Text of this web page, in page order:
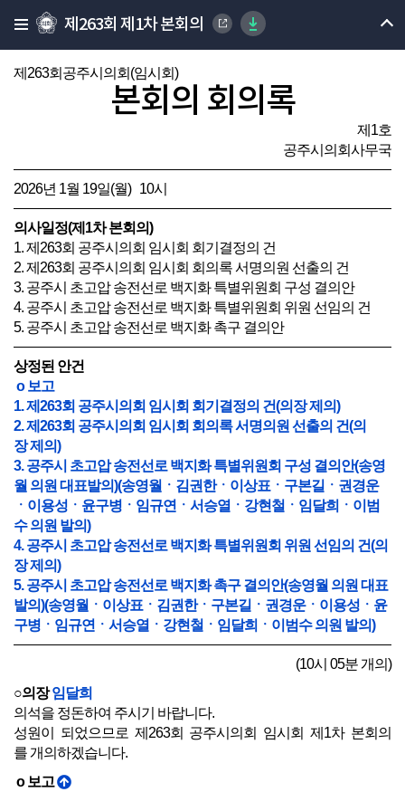
제263회 제1차 본회의
제263회공주시의회(임시회)
본회의 회의록
제1호
공주시의회사무국
2026년 1월 19일(월) 10시
의사일정(제1차 본회의)
1. 제263회 공주시의회 임시회 회기결정의 건
2. 제263회 공주시의회 임시회 회의록 서명의원 선출의 건
3. 공주시 초고압 송전선로 백지화 특별위원회 구성 결의안
4. 공주시 초고압 송전선로 백지화 특별위원회 위원 선임의 건
5. 공주시 초고압 송전선로 백지화 촉구 결의안
상정된 안건
o 보고
1. 제263회 공주시의회 임시회 회기결정의 건(의장 제의)
2. 제263회 공주시의회 임시회 회의록 서명의원 선출의 건(의
장 제의)
3. 공주시 초고압 송전선로 백지화 특별위원회 구성 결의안(송영
월 의원 대표발의)(송영월ㆍ김권한ㆍ이상표ㆍ구본길ㆍ권경운
ㆍ이용성ㆍ윤구병ㆍ임규연ㆍ서승열ㆍ강현철ㆍ임달희ㆍ이범
수 의원 발의)
4. 공주시 초고압 송전선로 백지화 특별위원회 위원 선임의 건(의
장 제의)
5. 공주시 초고압 송전선로 백지화 촉구 결의안(송영월 의원 대표
발의)(송영월ㆍ이상표ㆍ김권한ㆍ구본길ㆍ권경운ㆍ이용성ㆍ윤
구병ㆍ임규연ㆍ서승열ㆍ강현철ㆍ임달희ㆍ이범수 의원 발의)
(10시 05분 개의)
○의장임달희
의석을 정돈하여 주시기 바랍니다.
성원이 되었으므로 제263회 공주시의회 임시회 제1차 본회의
를 개의하겠습니다.
o 보고